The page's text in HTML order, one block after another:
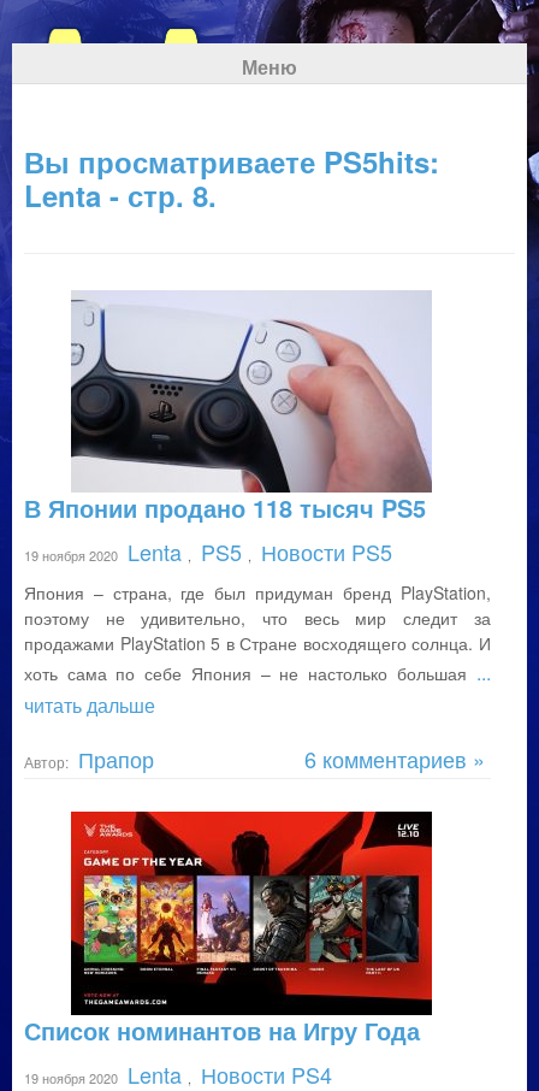
Меню
Вы просматриваете PS5hits:
Lenta - стр. 8.
В Японии продано 118 тысяч PS5
19 ноября 2020 Lenta PS5 Новости PS5
Япония – страна, где был придуман бренд PlayStation,
поэтому не удивительно, что весь мир следит за
продажами PlayStation 5 в Стране восходящего солнца. И
хоть сама по себе Япония – не настолько большая ...
читать дальше
Автор: Прапор 6 комментариев »
Список номинантов на Игру Года
19 ноября 2020 Lenta Новости PS4